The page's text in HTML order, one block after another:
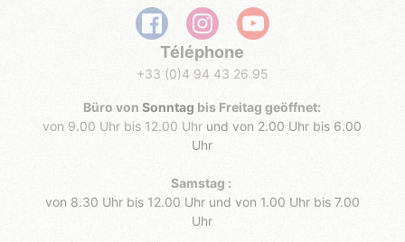
Téléphone
+33 (0)4 94 43 26 95
Büro vonSonntag bis Freitag geöffnet:
von 9.00 Uhr bis 12.00 Uhr und von 2.00 Uhr bis 6.00
Uhr
Samstag :
von 8.30 Uhr bis 12.00 Uhrund von 1.00 Uhr bis 7.00
Uhr